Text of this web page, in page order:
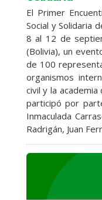
El Primer
Social y Solidaria
8 al 12 de
(Bolivia), un
de 100
organismos
civil y la
participó por
Inmaculada
Radrigán, Juan